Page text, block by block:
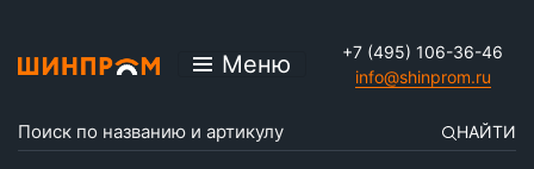
Меню
+7 (495) 106-36-46
info@shinprom.ru
НАЙТИ